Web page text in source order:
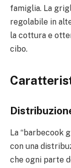
famiglia. La
regolabile in
la cottura e
cibo.
La “barbecook
con una
che ogni parte